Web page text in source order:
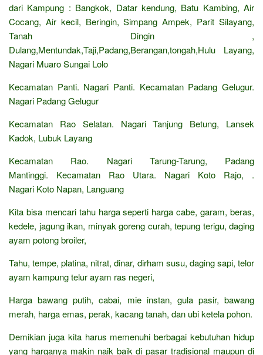
dari Kampung : Bangkok, Datar kendung, Batu Kambing, Air
Cocang, Air kecil, Beringin, Simpang Ampek, Parit Silayang,
Tanah Dingin ,
Dulang,Mentundak,Taji,Padang,Berangan,tongah,Hulu Layang,
Nagari Muaro Sungai Lolo
Kecamatan Panti. Nagari Panti. Kecamatan Padang Gelugur.
Nagari Padang Gelugur
Kecamatan Rao Selatan. Nagari Tanjung Betung, Lansek
Kadok, Lubuk Layang
Kecamatan Rao. Nagari Tarung-Tarung, Padang
Mantinggi. Kecamatan Rao Utara. Nagari Koto Rajo, .
Nagari Koto Napan, Languang
Kita bisa mencari tahu harga seperti harga cabe, garam, beras,
kedele, jagung ikan, minyak goreng curah, tepung terigu, daging
ayam potong broiler,
Tahu, tempe, platina, nitrat, dinar, dirham susu, daging sapi, telor
ayam kampung telur ayam ras negeri,
Harga bawang putih, cabai, mie instan, gula pasir, bawang
merah, harga emas, perak, kacang tanah, dan ubi ketela pohon.
Demikian juga kita harus memenuhi berbagai kebutuhan hidup
yang harganya makin naik baik di pasar tradisional maupun di